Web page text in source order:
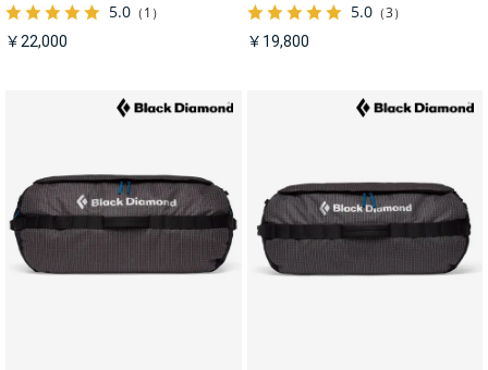
5.0 （1）
￥22,000
5.0（3）
￥19,800